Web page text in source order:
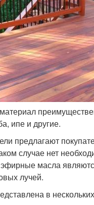
ипе и другие.
предлагают
случае нет
масла
лучей.
в